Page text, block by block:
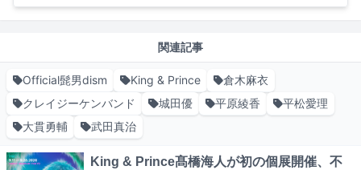
関連記事
Official髭男dism King & Prince
倉木麻衣
クレイジーケンバンド
城田優 平原綾香
平松愛理
大貫勇輔
武田真治
King & Prince髙橋海人が初の個展開催、不